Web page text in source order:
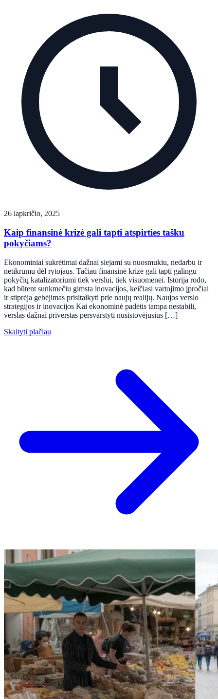
26 lapkričio, 2025
Kaip finansinė krizė gali tapti atspirties tašku
pokyčiams?
Ekonominiai sukrėtimai dažnai siejami su nuosmukiu, nedarbu ir
netikrumu dėl rytojaus. Tačiau finansinė krizė gali tapti galingu
pokyčių katalizatoriumi tiek verslui, tiek visuomenei. Istorija rodo,
kad būtent sunkmečiu gimsta inovacijos, keičiasi vartojimo įpročiai
ir stiprėja gebėjimas prisitaikyti prie naujų realijų. Naujos verslo
strategijos ir inovacijos Kai ekonominė padėtis tampa nestabili,
verslas dažnai priverstas persvarstyti nusistovėjusius […]
Skaityti plačiau